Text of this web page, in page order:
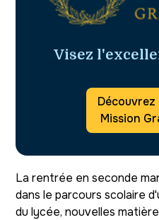
Visez
Mission
La rentrée en seconde
dans le parcours scolaire
du lycée, nouvelles